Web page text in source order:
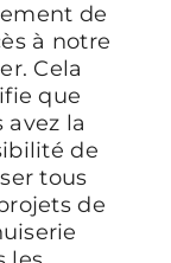
de
à notre
Cela
que
avez la
de
tous
de